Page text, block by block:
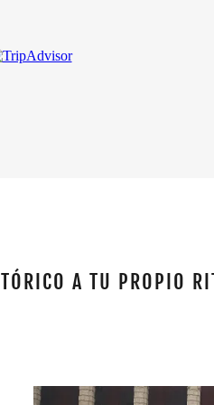
A TU PROPIO